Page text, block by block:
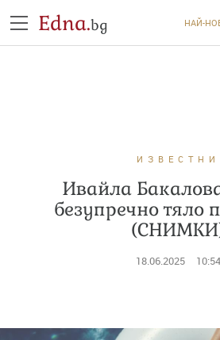
Edna.bg НАЙ-
ИЗВЕСТНИ
Ивайла
безупречно тяло
18.06.2025 10:54